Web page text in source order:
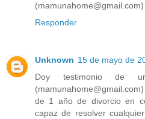
Responder
Unknown 15 de mayo de
Doy testimonio de
de 1 año de divorcio en
capaz de resolver